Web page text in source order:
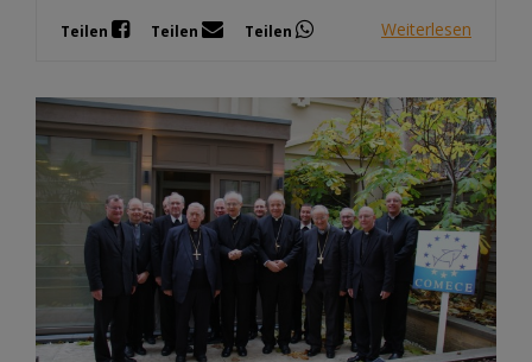
Teilen Teilen Teilen Weiterlesen